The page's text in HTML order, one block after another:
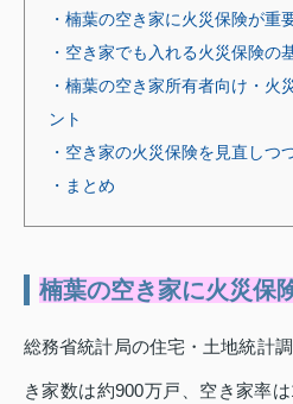
・楠葉の空き家に火災保険が重
・空き家でも入れる火災保険の
・楠葉の空き家所有者向け・火
ント
・空き家の火災保険を見直しつ
・まとめ
楠葉の空き家に火災保
総務省統計局の住宅・土地統計
き家数は約900万戸、空き家率